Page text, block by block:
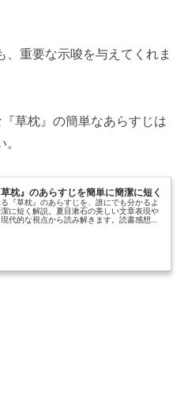
重要な示唆を与えてくれま
草枕』の簡単なあらすじは
枕』のあらすじを簡単に簡潔に短く
『草枕』のあらすじを、誰にでも分かるよ
に短く解説。夏目漱石の美しい文章表現や
代的な視点から読み解きます。読書感想文